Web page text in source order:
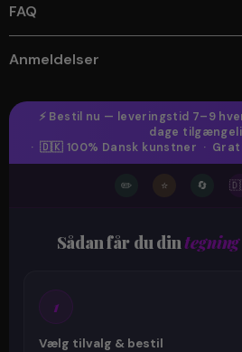
FAQ
Anmeldelser
⚡ Bestil nu — leveringstid 7–9
dage
· 🇩🇰 100% Dansk kunstner ·
✏️ ⭐ 🔄
Sådan får du dintegning
1
Vælg tilvalg & bestil